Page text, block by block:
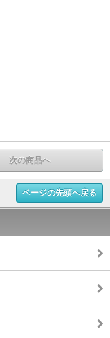
次の商品へ
ページの先頭へ戻る